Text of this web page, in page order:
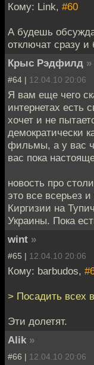
Кому: Link, #60
А будешь
отключат сразу и
Крыс Рэдфилд »
#64 | 12.04.10 20:06
Я вам еще чего
интернетах есть
хочет и не
демократически
фильмы, а у вас
вас пока
новость про
это все всерьез
Киргизии на
Украины. Пока
wint »
#65 | 12.04.10 20:06
Кому: barbudos,
> Посадить всех
Эти долетят.
Alik »
#66 | 12.04.10 20:06